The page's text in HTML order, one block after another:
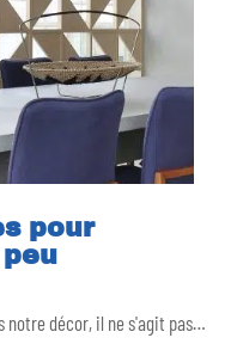
pour
notre décor, il ne s'agit pas…